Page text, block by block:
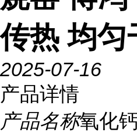
传热 均匀
2025-07-16
产品详情
产品名称氧化